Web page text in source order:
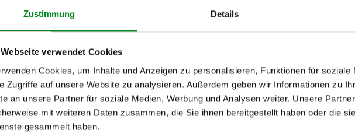
Zustimmung Details
Webseite verwendet Cookies
Cookies, um Inhalte und Anzeigen zu personalisieren, Funktionen für soziale
Zugriffe auf unsere Website zu analysieren. Außerdem geben wir Informationen zu
an unsere Partner für soziale Medien, Werbung und Analysen weiter. Unsere
mit weiteren Daten zusammen, die Sie ihnen bereitgestellt haben oder die
gesammelt haben.
Sport Hatch 1.3 CDTi
06.2007
III (D) 1.3 CDTI 07.2006
CDTI